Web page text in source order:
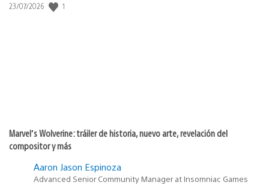
Fecha
23/07/2026 1
Marvel’s Wolverine: tráiler de historia, nuevo arte, revelación del
compositor y más
Aaron Jason Espinoza
Advanced Senior Community Manager at Insomniac Games